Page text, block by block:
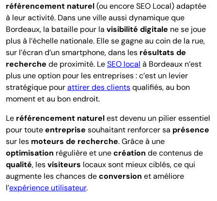
référencement naturel(ou encore SEO Local) adaptée
à leur activité. Dans une ville aussi dynamique que
Bordeaux, la bataille pour la visibilité digitale ne se joue
plus à l’échelle nationale. Elle se gagne au coin de la rue,
sur l’écran d’un smartphone, dans les résultats de
recherche de proximité. LeSEO local à Bordeaux n’est
plus une option pour les entreprises : c’est un levier
stratégique pourattirer des clientsqualifiés, au bon
moment et au bon endroit.
Le référencement naturelest devenu un pilier essentiel
pour touteentreprise souhaitant renforcer sa présence
sur les moteurs de recherche. Grâce à une
optimisation régulière et unecréation de contenus de
qualité, lesvisiteurs locaux sont mieux ciblés, ce qui
augmente les chances deconversion et améliore
l’expérience utilisateur.